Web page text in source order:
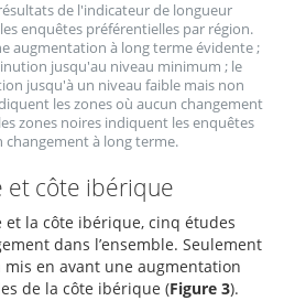
de l'indicateur de longueur
enquêtes préférentielles par région.
augmentation à long terme évidente ;
jusqu'au niveau minimum ; le
jusqu'à un niveau faible mais non
les zones où aucun changement
zones noires indiquent les enquêtes
à long terme.
et côte ibérique
et la côte ibérique, cinq études
dans l’ensemble. Seulement
mis en avant une augmentation
de la côte ibérique (Figure 3).